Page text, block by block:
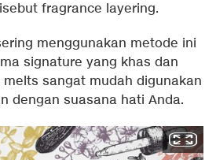
fragrance layering.
menggunakan metode ini
signature yang khas dan
sangat mudah digunakan
dengan suasana hati Anda.